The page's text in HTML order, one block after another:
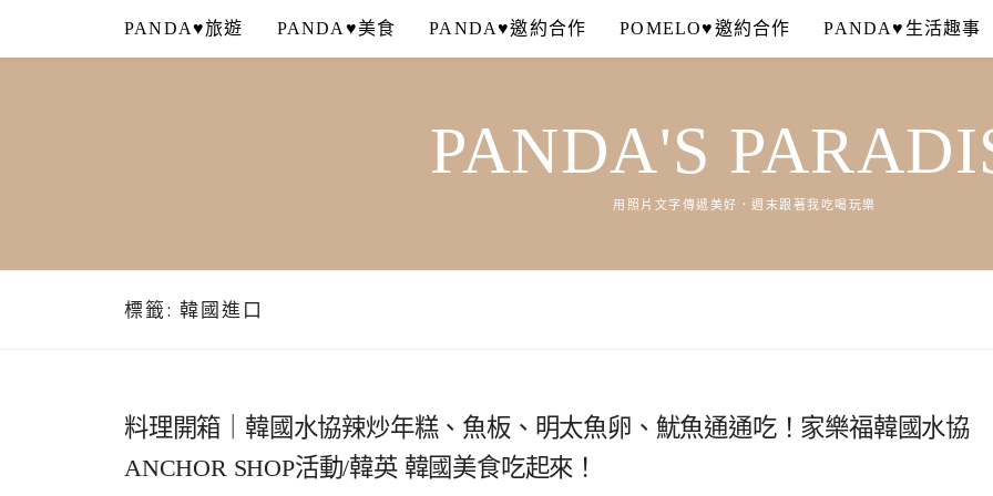
content
PANDA♥旅遊 PANDA♥美食 PANDA♥邀約合作 POMELO♥邀約合作 PANDA♥生活趣事
PANDA'S
用照片文字傳遞美好．週末跟著我吃喝玩樂
標籤: 韓國進口
料理開箱｜韓國水協辣炒年糕、魚板、明太魚卵、魷魚通通吃！家樂福韓國水協
ANCHOR SHOP活動/韓英 韓國美食吃起來！